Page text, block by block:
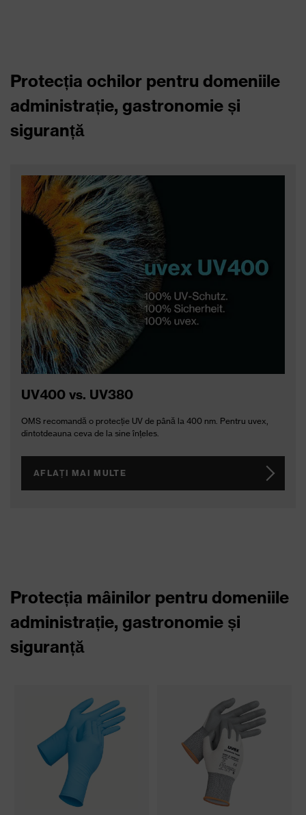
Protecția ochilor pentru domeniile
administrație, gastronomie și
siguranță
UV400 vs. UV380
OMS recomandă o protecție UV de până la 400 nm. Pentru uvex,
dintotdeauna ceva de la sine înțeles.
AFLAȚI MAI MULTE
Protecția mâinilor pentru domeniile
administrație, gastronomie și
siguranță